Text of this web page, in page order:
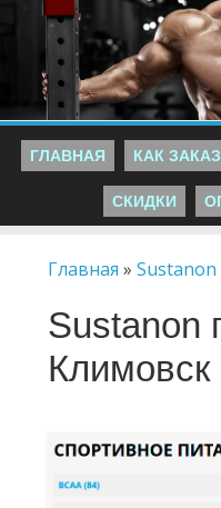
ГЛАВНАЯ КАК
СКИДКИ
Главная »
Sustanon
Климовск